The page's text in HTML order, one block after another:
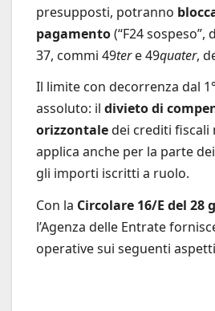
presupposti, potranno
pagamento(“F24 sospeso”,
37, commi 49tere 49quater,
Il limite con decorrenza dal
assoluto: il divieto di
orizzontaledei crediti fiscali
applica anche per la parte
gli importi iscritti a ruolo.
Con la Circolare 16/E del 28
l’Agenza delle Entrate
operative sui seguenti